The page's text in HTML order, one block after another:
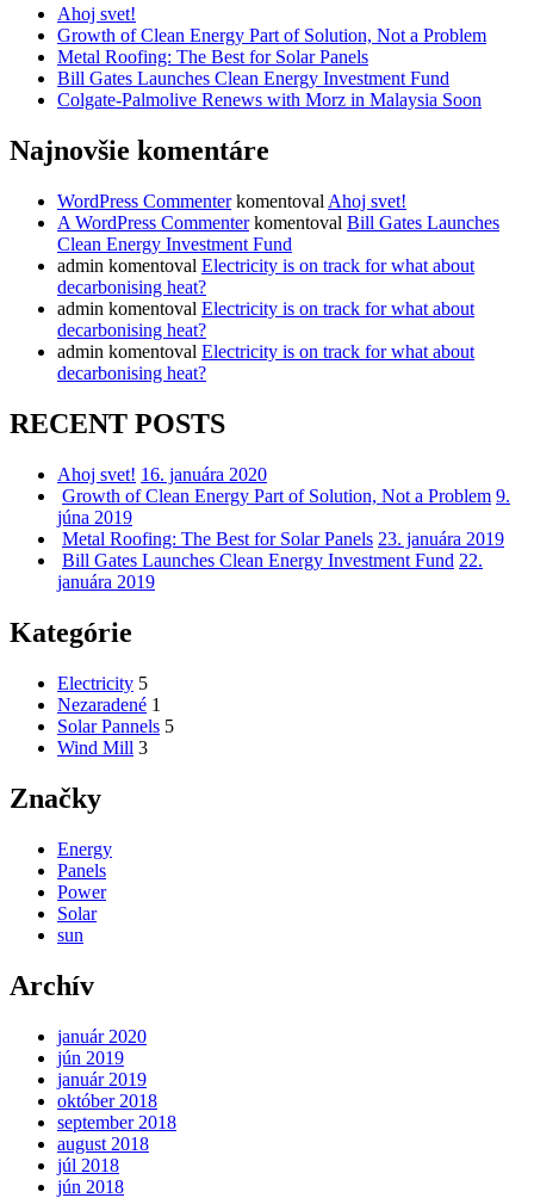
Ahoj svet!
Growth of Clean Energy Part of Solution, Not a Problem
Metal Roofing: The Best for Solar Panels
Bill Gates Launches Clean Energy Investment Fund
Colgate-Palmolive Renews with Morz in Malaysia Soon
Najnovšie komentáre
WordPress Commenterkomentoval Ahoj svet!
A WordPress Commenterkomentoval Bill Gates Launches
Clean Energy Investment Fund
admin komentoval Electricity is on track for what about
decarbonising heat?
admin komentoval Electricity is on track for what about
decarbonising heat?
admin komentoval Electricity is on track for what about
decarbonising heat?
RECENT POSTS
Ahoj svet! 16. januára 2020
Growth of Clean Energy Part of Solution, Not a Problem 9.
júna 2019
Metal Roofing: The Best for Solar Panels 23. januára 2019
Bill Gates Launches Clean Energy Investment Fund 22.
januára 2019
Kategórie
Electricity 5
Nezaradené 1
Solar Pannels 5
Wind Mill 3
Značky
Energy
Panels
Power
Solar
sun
Archív
január 2020
jún 2019
január 2019
október 2018
september 2018
august 2018
júl 2018
jún 2018